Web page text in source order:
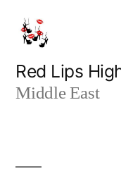
content
Red Lips
Middle East